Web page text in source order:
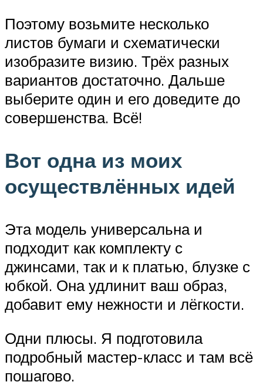
Поэтому возьмите несколько
листов бумаги и схематически
изобразите визию. Трёх разных
вариантов достаточно. Дальше
выберите один и его доведите до
совершенства. Всё!
Вот одна из моих
осуществлённых идей
Эта модель универсальна и
подходит как комплекту с
джинсами, так и к платью, блузке с
юбкой. Она удлинит ваш образ,
добавит ему нежности и лёгкости.
Одни плюсы. Я подготовила
подробный мастер-класс и там всё
пошагово.